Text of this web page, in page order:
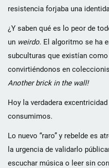
resistencia forjaba una
¿Y saben qué es lo peor de
un weirdo. El algoritmo se ha
subculturas que existían
convirtiéndonos en
Another brick in the wall!
Hoy la verdadera
consumimos.
Lo nuevo “raro” y rebelde es
la urgencia de validarlo
escuchar música o leer sin